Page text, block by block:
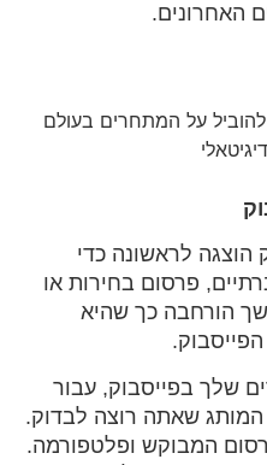
האחרונים.
הוצגה לראשונה כדי
פרסום בחירות או
הורחבה כך שהיא
שלך בפייסבוק, עבור
שאתה רוצה לבדוק.
המבוקש ופלטפורמה.